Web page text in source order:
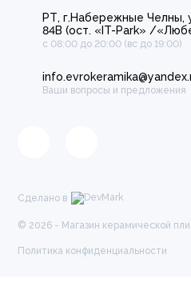
РТ, г.Набережные Челны,
84В (ост. «IT-Park» /
с 08:00 до 20:00 (вс до 19:00)
Ваши вопросы и предложения
Сделано в
© 2026 - Магазин керамической
Политика конфиденциальности